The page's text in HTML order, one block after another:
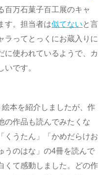
百万石菓子百工展のキャ
す。担当者は似てない と言
ってとっくにお蔵入りに
に使われているようで、カ
いです。
絵本を紹介しましたが、作
の作品も読んでみたくな
くうたん」「かめだらけお
うのはな」の4冊を読んで
くて感動しました。どの作